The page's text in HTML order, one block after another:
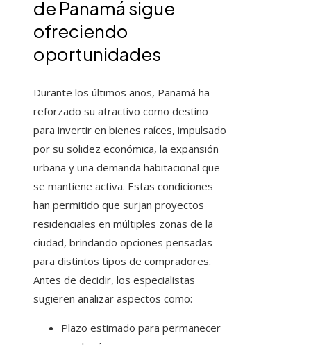
de Panamá sigue
ofreciendo
oportunidades
Durante los últimos años, Panamá ha
reforzado su atractivo como destino
para invertir en bienes raíces, impulsado
por su solidez económica, la expansión
urbana y una demanda habitacional que
se mantiene activa. Estas condiciones
han permitido que surjan proyectos
residenciales en múltiples zonas de la
ciudad, brindando opciones pensadas
para distintos tipos de compradores.
Antes de decidir, los especialistas
sugieren analizar aspectos como:
Plazo estimado para permanecer